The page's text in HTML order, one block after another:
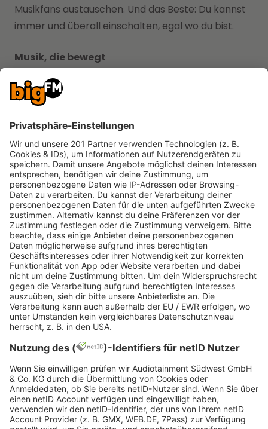
Musikfans austauschen. Und das Beste: Du kannst
immer und überall einschalten, egal wo du bist.
Musik, die bewegt
Die Musik bei bigFM Just Music bewegt und
inspiriert. Wenn du “Houdini” von Eminem hörst,
packen dich die kraftvollen Texte und bringen dich
zum Nachdenken. “Lunch” von Billie Eilish bringt
dich sofort in die richtige Stimmung, egal ob du
gerade entspannst oder unterwegs bist.
Und “Paint the Town Red” von Doja Cat sorgt dafür,
dass du den ganzen Tag gute Laune hast. Diese
Songs begleiten uns durch Höhen und Tiefen und
sind ein fester Bestandteil unseres Lebens.
Ein Erlebnis, das alle Sinne anspricht
Ein Radio Stream wie bigFM Just Music ist mehr als
nur Musik. Es ist ein Erlebnis. Schließe deine Augen
und lass dich von den Beats und Melodien in eine
Welt voller Musik entführen.
Ob es nun der mitreißende Rhythmus von “Magic
Moment” von Glockenbach & Chris de Sarandy